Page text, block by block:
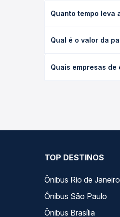
Quanto tempo leva
executivo ou leito) e
Qual é o valor da
poltrona e a
Quais empresas de
TOP DESTINOS
Ônibus Rio de Janeiro
Ônibus São Paulo
Ônibus Brasília